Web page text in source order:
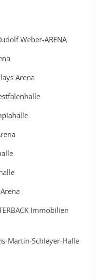
Weber-ARENA
Arena
Immobilien
Martin-Schleyer-Halle